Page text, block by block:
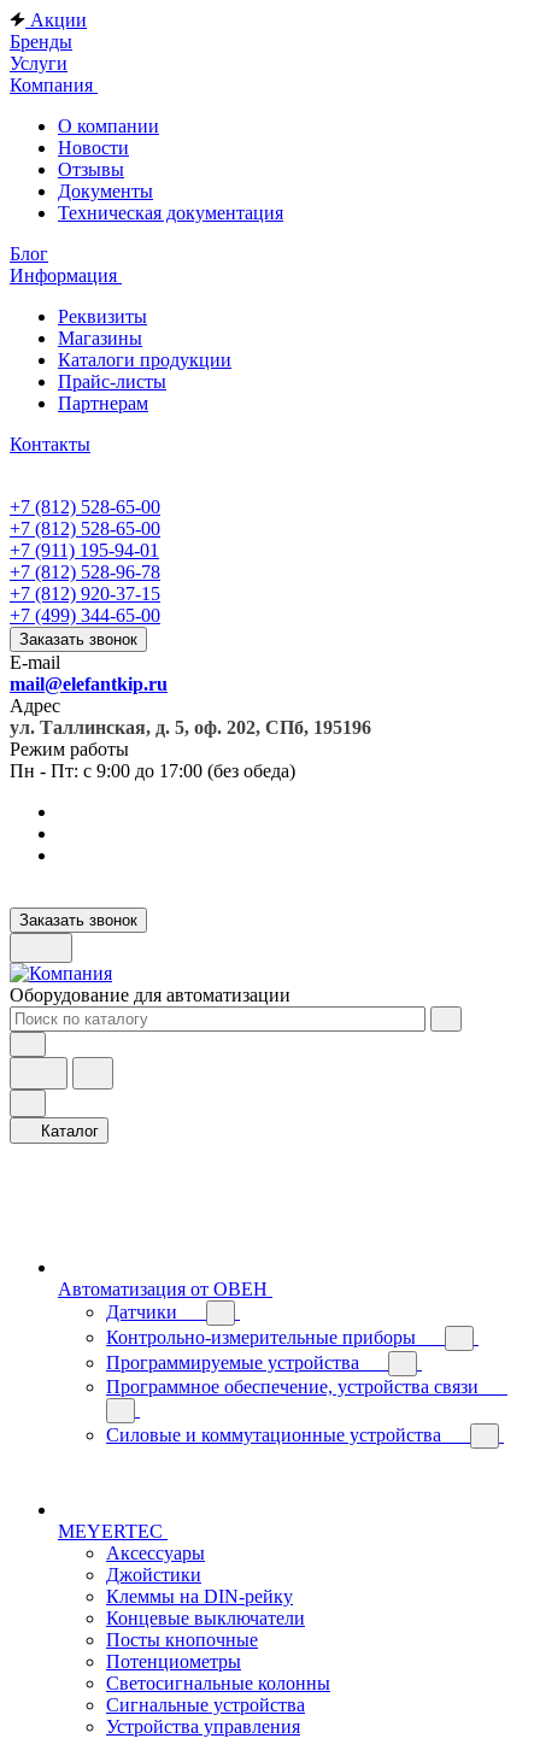
Акции
Бренды
Услуги
Компания
О компании
Новости
Отзывы
Документы
Техническая документация
Блог
Информация
Реквизиты
Магазины
Каталоги продукции
Прайс-листы
Партнерам
Контакты
+7 (812) 528-65-00
+7 (812) 528-65-00
+7 (911) 195-94-01
+7 (812) 528-96-78
+7 (812) 920-37-15
+7 (499) 344-65-00
Заказать звонок
E-mail
mail@elefantkip.ru
Адрес
ул. Таллинская, д. 5, оф. 202, СПб, 195196
Режим работы
Пн - Пт: с 9:00 до 17:00 (без обеда)
Заказать звонок
Оборудование для автоматизации
Каталог
Автоматизация от ОВЕН
Датчики
Контрольно-измерительные приборы
Программируемые устройства
Программное обеспечение, устройства связи
Силовые и коммутационные устройства
MEYERTEC
Аксессуары
Джойстики
Клеммы на DIN-рейку
Концевые выключатели
Посты кнопочные
Потенциометры
Светосигнальные колонны
Сигнальные устройства
Устройства управления